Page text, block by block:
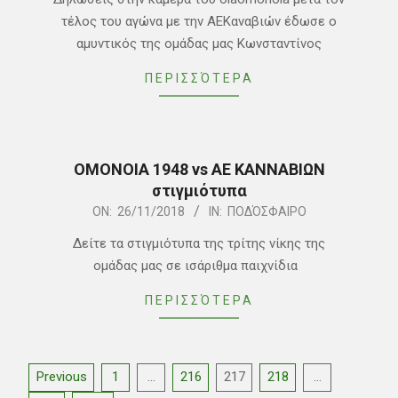
τέλος του αγώνα με την ΑΕΚαναβιών έδωσε ο
αμυντικός της ομάδας μας Κωνσταντίνος
ΠΕΡΙΣΣΌΤΕΡΑ
ΟΜΟΝΟΙΑ 1948 vs ΑΕ ΚΑΝΝΑΒΙΩΝ
στιγμιότυπα
ON: 26/11/2018 IN: ΠΟΔΌΣΦΑΙΡΟ
Δείτε τα στιγμιότυπα της τρίτης νίκης της
ομάδας μας σε ισάριθμα παιχνίδια
ΠΕΡΙΣΣΌΤΕΡΑ
Posts
Previous 1 … 216 217 218
…